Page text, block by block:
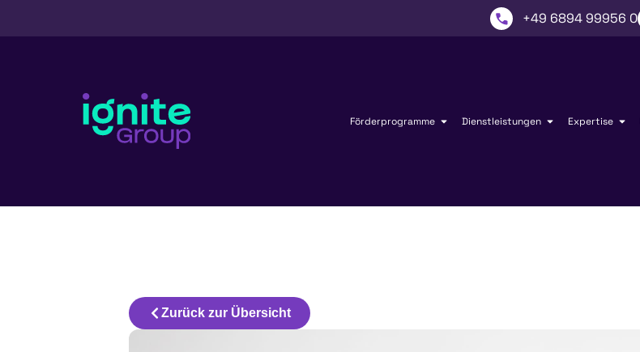
+49 6894 99956 0
Förderprogramme Dienstleistungen Expertise
Zurück zur Übersicht